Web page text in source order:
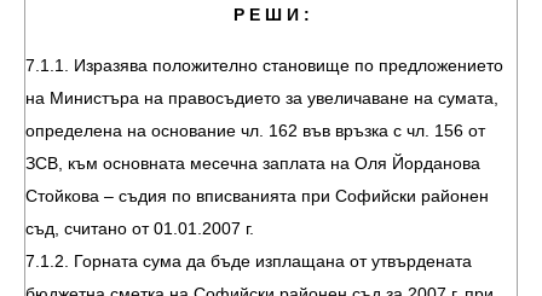
Р Е Ш И :
7.1.1. Изразява положително становище по предложението
на Министъра на правосъдието за увеличаване на сумата,
определена на основание чл. 162 във връзка с чл. 156 от
ЗСВ, към основната месечна заплата на Оля Йорданова
Стойкова – съдия по вписванията при Софийски районен
съд, считано от 01.01.2007 г.
7.1.2. Горната сума да бъде изплащана от утвърдената